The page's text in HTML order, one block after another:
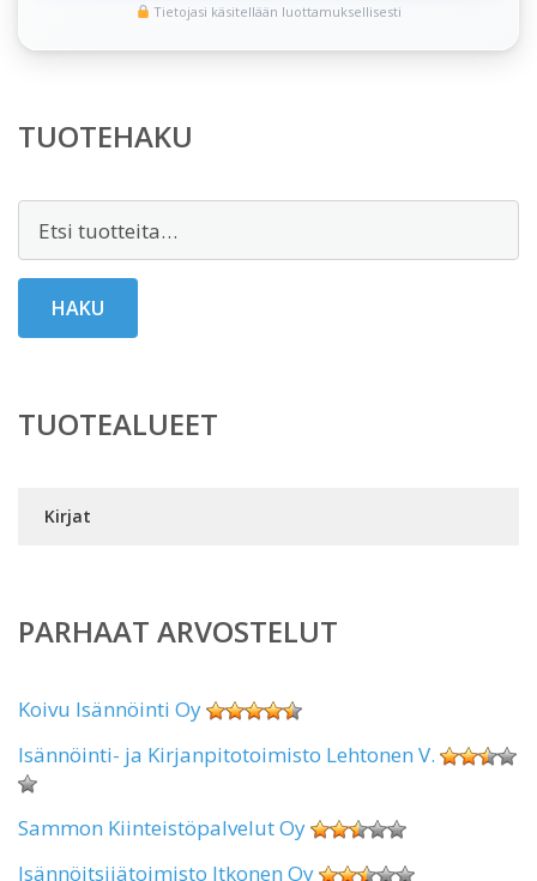
Tietojasi käsitellään luottamuksellisesti
TUOTEHAKU
HAKU
TUOTEALUEET
Kirjat
PARHAAT ARVOSTELUT
Koivu Isännöinti Oy
Isännöinti- ja Kirjanpitotoimisto Lehtonen V.
Sammon Kiinteistöpalvelut Oy
Isännöitsijätoimisto Itkonen Oy